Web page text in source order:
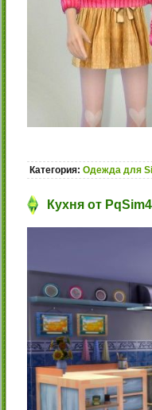
Категория: Одежда для
Кухня от